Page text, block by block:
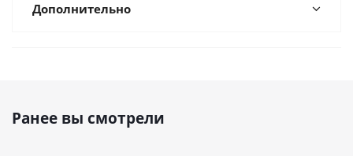
Дополнительно
Ранее вы смотрели